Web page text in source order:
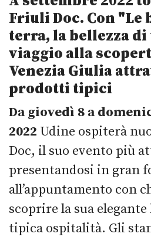
Friuli Doc. Con "Le
terra, la bellezza
viaggio alla
Venezia Giulia
prodotti tipici
Da giovedì 8 a
2022 Udine ospiterà
Doc, il suo evento più
presentandosi in gran
all’appuntamento con
scoprire la sua elegante
tipica ospitalità. Gli